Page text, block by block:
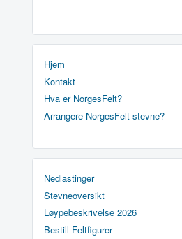
Hjem
Kontakt
Hva er NorgesFelt?
Arrangere NorgesFelt stevne?
Nedlastinger
Stevneoversikt
Løypebeskrivelse 2026
Bestill Feltfigurer